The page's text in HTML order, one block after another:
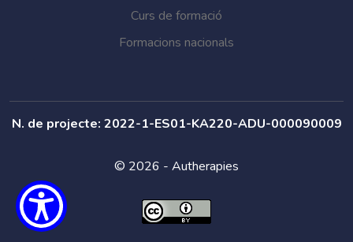
Curs de formació
Formacions nacionals
N. de projecte: 2022-1-ES01-KA220-ADU-000090009
© 2026 - Autherapies